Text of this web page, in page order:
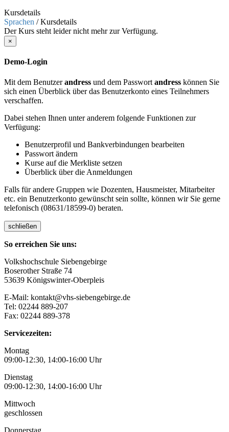
Kursdetails
Sprachen /Kursdetails
Der Kurs steht leider nicht mehr zur Verfügung.
×
Demo-Login
Mit dem Benutzerandress und dem Passwort andress können Sie
sich einen Überblick über das Benutzerkonto eines Teilnehmers
verschaffen.
Dabei stehen Ihnen unter anderem folgende Funktionen zur
Verfügung:
Benutzerprofil und Bankverbindungen bearbeiten
Passwort ändern
Kurse auf die Merkliste setzen
Überblick über die Anmeldungen
Falls für andere Gruppen wie Dozenten, Hausmeister, Mitarbeiter
etc. ein Benutzerkonto gewünscht sein sollte, können wir Sie gerne
telefonisch (08631/18599-0) beraten.
schließen
So erreichen Sie uns:
Volkshochschule Siebengebirge
Boserother Straße 74
53639 Königswinter-Oberpleis
E-Mail: kontakt@vhs-siebengebirge.de
Tel: 02244 889-207
Fax: 02244 889-378
Servicezeiten:
Montag
09:00-12:30, 14:00-16:00 Uhr
Dienstag
09:00-12:30, 14:00-16:00 Uhr
Mittwoch
geschlossen
Donnerstag